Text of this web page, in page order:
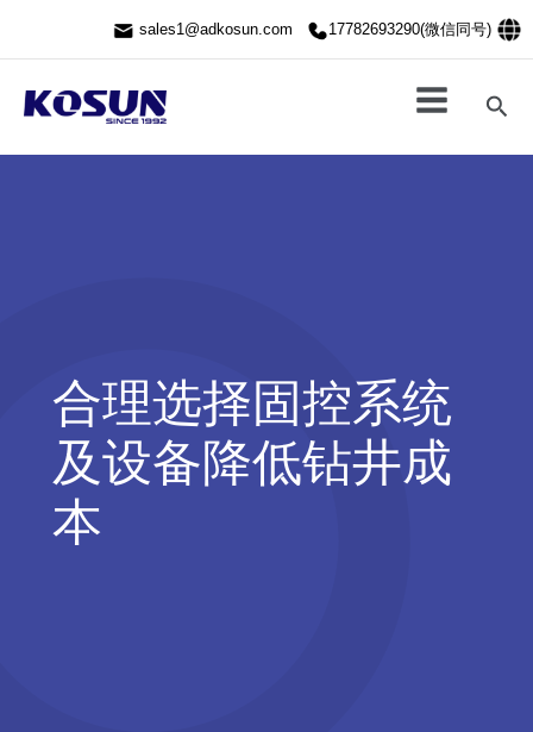
sales1@adkosun.com 17782693290(微信同号)
搜
索
合理选择固控系统
及设备降低钻井成
本